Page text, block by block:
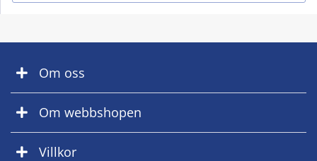
Om oss
Om webbshopen
Villkor